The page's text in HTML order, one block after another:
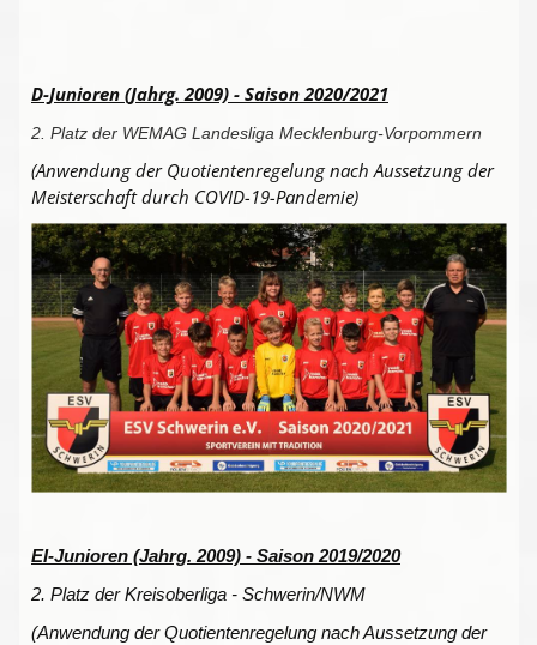
D-Junioren (Jahrg. 2009) - Saison 2020/2021
2. Platz der WEMAG Landesliga Mecklenburg-Vorpommern
(Anwendung der Quotientenregelung nach Aussetzung der
Meisterschaft durch COVID-19-Pandemie)
EI-Junioren (Jahrg. 2009) - Saison 2019/2020
2. Platz der Kreisoberliga - Schwerin/NWM
(Anwendung der Quotientenregelung nach Aussetzung der